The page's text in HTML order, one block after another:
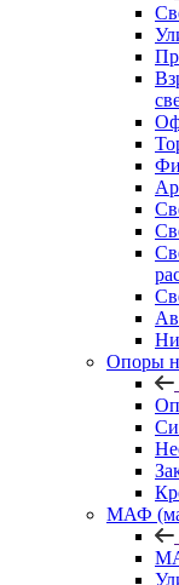
Опоры
МАФ